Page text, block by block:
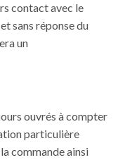
contact avec le
sans réponse du
un
ouvrés à compter
particulière
commande ainsi